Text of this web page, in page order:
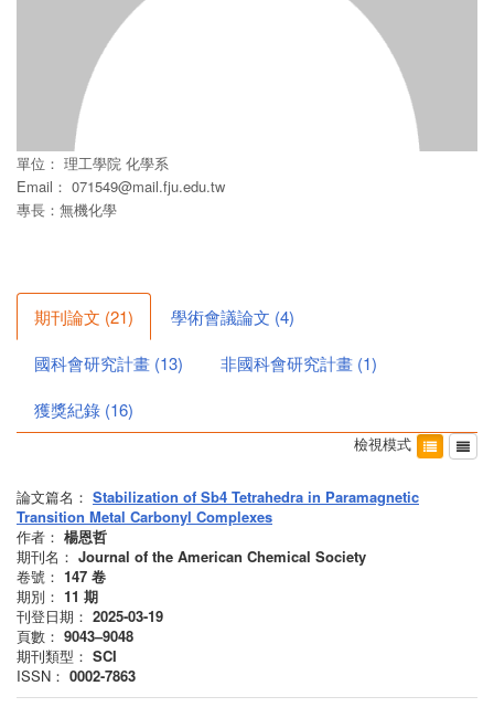
單位： 理工學院 化學系
Email： 071549@mail.fju.edu.tw
專長：無機化學
期刊論文 (21) 學術會議論文 (4)
國科會研究計畫 (13) 非國科會研究計畫 (1)
獲獎紀錄 (16)
檢視模式
論文篇名： Stabilization of Sb4 Tetrahedra in Paramagnetic
Transition Metal Carbonyl Complexes
作者： 楊恩哲
期刊名： Journal of the American Chemical Society
卷號： 147 卷
期別： 11 期
刊登日期： 2025-03-19
頁數： 9043–9048
期刊類型： SCI
ISSN： 0002-7863